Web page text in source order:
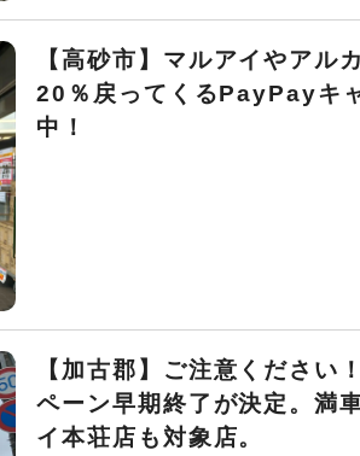
【高砂市】マルアイやアル
20％戻ってくるPayPayキ
中！
【加古郡】ご注意ください
ペーン早期終了が決定。満
イ本荘店も対象店。